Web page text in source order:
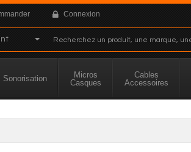
Connexion
Sonorisation
Micros
Casques
Cables
Accessoires